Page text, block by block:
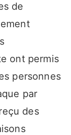
de
ont permis
personnes
par
des